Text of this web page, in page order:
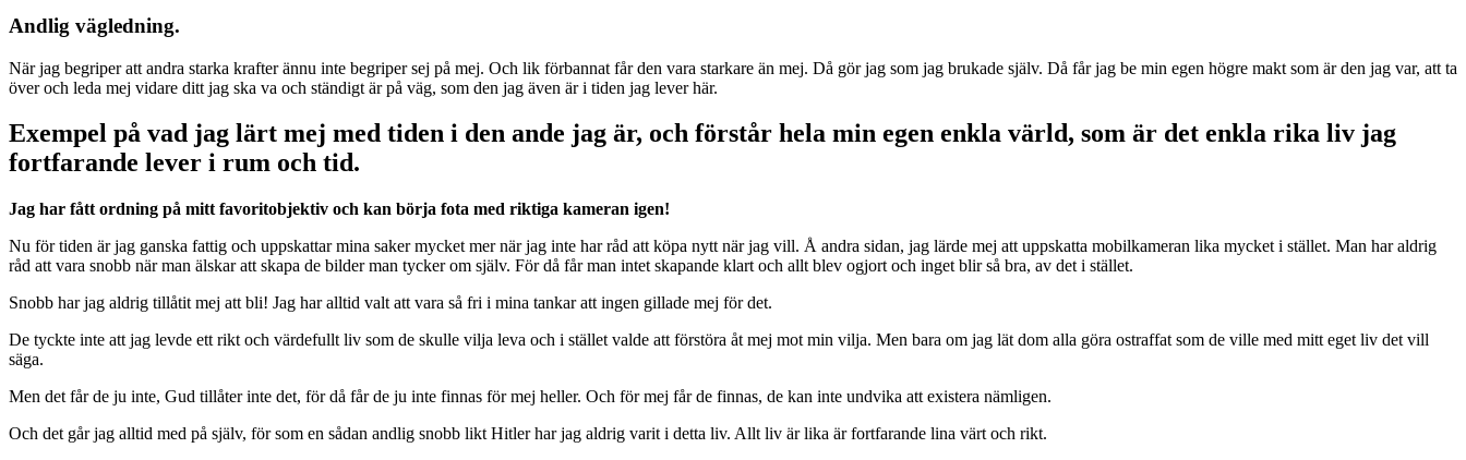
Andlig vägledning.
När jag begriper att andra starka krafter ännu inte begriper sej på mej. Och lik förbannat får den vara starkare än mej. Då gör jag som jag brukade själv. Då får jag be min egen högre makt som är den jag var, att ta
över och leda mej vidare ditt jag ska va och ständigt är på väg, som den jag även är i tiden jag lever här.
Exempel på vad jag lärt mej med tiden i den ande jag är, och förstår hela min egen enkla värld, som är det enkla rika liv jag
fortfarande lever i rum och tid.
Jag har fått ordning på mitt favoritobjektiv och kan börja fota med riktiga kameran igen!
Nu för tiden är jag ganska fattig och uppskattar mina saker mycket mer när jag inte har råd att köpa nytt när jag vill. Å andra sidan, jag lärde mej att uppskatta mobilkameran lika mycket i stället. Man har aldrig
råd att vara snobb när man älskar att skapa de bilder man tycker om själv. För då får man intet skapande klart och allt blev ogjort och inget blir så bra, av det i stället.
Snobb har jag aldrig tillåtit mej att bli! Jag har alltid valt att vara så fri i mina tankar att ingen gillade mej för det.
De tyckte inte att jag levde ett rikt och värdefullt liv som de skulle vilja leva och i stället valde att förstöra åt mej mot min vilja. Men bara om jag lät dom alla göra ostraffat som de ville med mitt eget liv det vill
säga.
Men det får de ju inte, Gud tillåter inte det, för då får de ju inte finnas för mej heller. Och för mej får de finnas, de kan inte undvika att existera nämligen.
Och det går jag alltid med på själv, för som en sådan andlig snobb likt Hitler har jag aldrig varit i detta liv. Allt liv är lika är fortfarande lina värt och rikt.